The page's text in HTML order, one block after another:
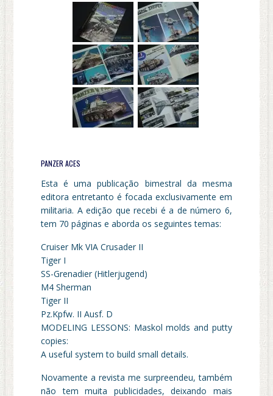
PANZER ACES
Esta é uma publicação bimestral da mesma
editora entretanto é focada exclusivamente em
militaria. A edição que recebi é a de número 6,
tem 70 páginas e aborda os seguintes temas:
Cruiser Mk VIA Crusader II
Tiger I
SS-Grenadier (Hitlerjugend)
M4 Sherman
Tiger II
Pz.Kpfw. II Ausf. D
MODELING LESSONS: Maskol molds and putty
copies:
A useful system to build small details.
Novamente a revista me surpreendeu, também
não tem muita publicidades, deixando mais